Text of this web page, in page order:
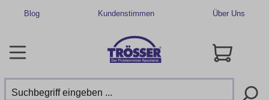
Blog Kundenstimmen Über Uns